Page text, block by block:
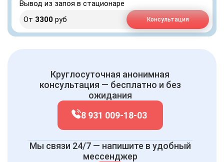
Вывод из запоя в стационаре
От 3300 руб Консультация
Круглосуточная анонимная
консультация — бесплатно и без
ожидания
8 931 009-18-03
Мы связи 24/7 — напишите в удобный
мессенджер